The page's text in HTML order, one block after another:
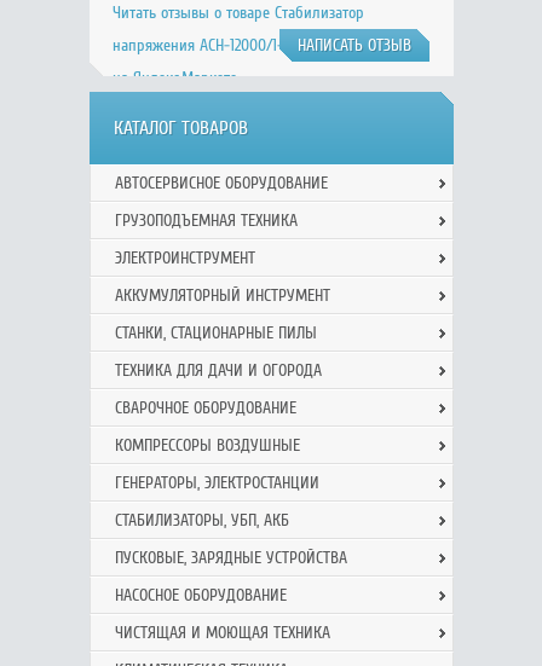
Читать отзывы о товаре Стабилизатор
напряжения АСН-12000/1-ЭМ, Ресанта 63/1/17
на Яндекс.Маркете
НАПИСАТЬ ОТЗЫВ
КАТАЛОГ ТОВАРОВ
АВТОСЕРВИСНОЕ ОБОРУДОВАНИЕ
ГРУЗОПОДЪЕМНАЯ ТЕХНИКА
ЭЛЕКТРОИНСТРУМЕНТ
АККУМУЛЯТОРНЫЙ ИНСТРУМЕНТ
СТАНКИ, СТАЦИОНАРНЫЕ ПИЛЫ
ТЕХНИКА ДЛЯ ДАЧИ И ОГОРОДА
СВАРОЧНОЕ ОБОРУДОВАНИЕ
КОМПРЕССОРЫ ВОЗДУШНЫЕ
ГЕНЕРАТОРЫ, ЭЛЕКТРОСТАНЦИИ
СТАБИЛИЗАТОРЫ, УБП, АКБ
ПУСКОВЫЕ, ЗАРЯДНЫЕ УСТРОЙСТВА
НАСОСНОЕ ОБОРУДОВАНИЕ
ЧИСТЯЩАЯ И МОЮЩАЯ ТЕХНИКА